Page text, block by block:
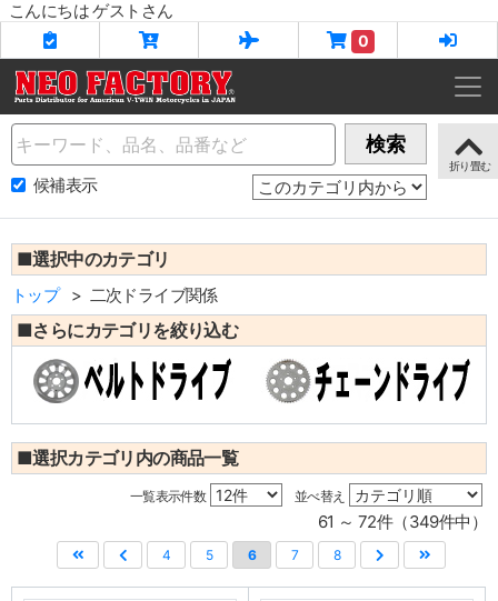
こんにちは ゲストさん
0
Name 検索
候補表示
■選択中のカテゴリ
トップ 二次ドライブ関係
■さらにカテゴリを絞り込む
■選択カテゴリ内の商品一覧
一覧表示件数 並べ替え
61 ～ 72件（349件中）
4 5 6 7 8